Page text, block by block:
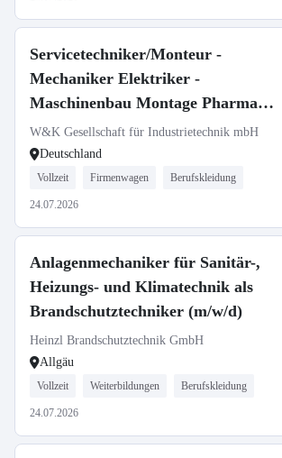
Servicetechniker/Monteur -
Mechaniker Elektriker -
Maschinenbau Montage Pharma
Medizintechnik (m/w/d)
W&K Gesellschaft für Industrietechnik mbH
Deutschland
Vollzeit Firmenwagen Berufskleidung
24.07.2026
Anlagenmechaniker für Sanitär-,
Heizungs- und Klimatechnik als
Brandschutztechniker (m/w/d)
Heinzl Brandschutztechnik GmbH
Allgäu
Vollzeit Weiterbildungen Berufskleidung
24.07.2026